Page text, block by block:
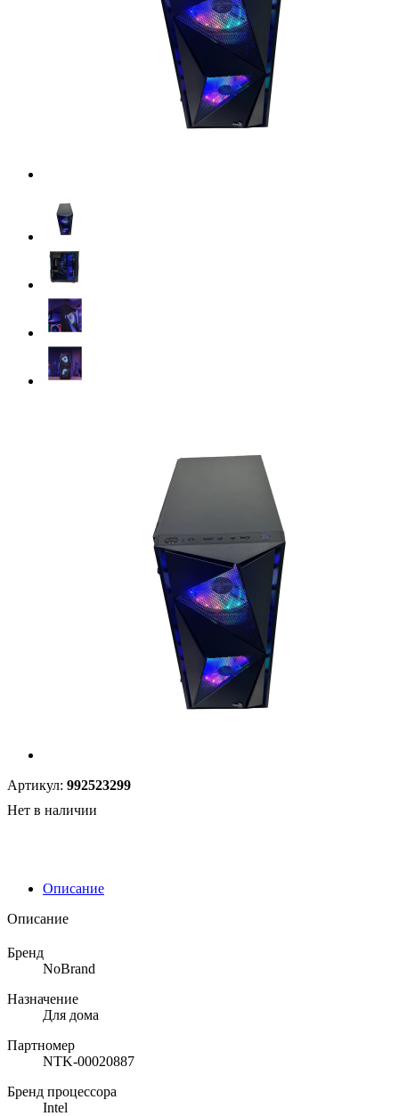
Артикул: 992523299
Нет в наличии
Описание
Описание
Бренд
NoBrand
Назначение
Для дома
Партномер
NTK-00020887
Бренд процессора
Intel